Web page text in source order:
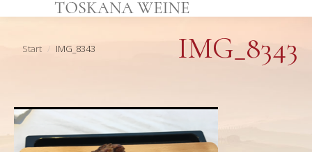
Sie befinden sich hier:
Start IMG_8343 IMG_8343